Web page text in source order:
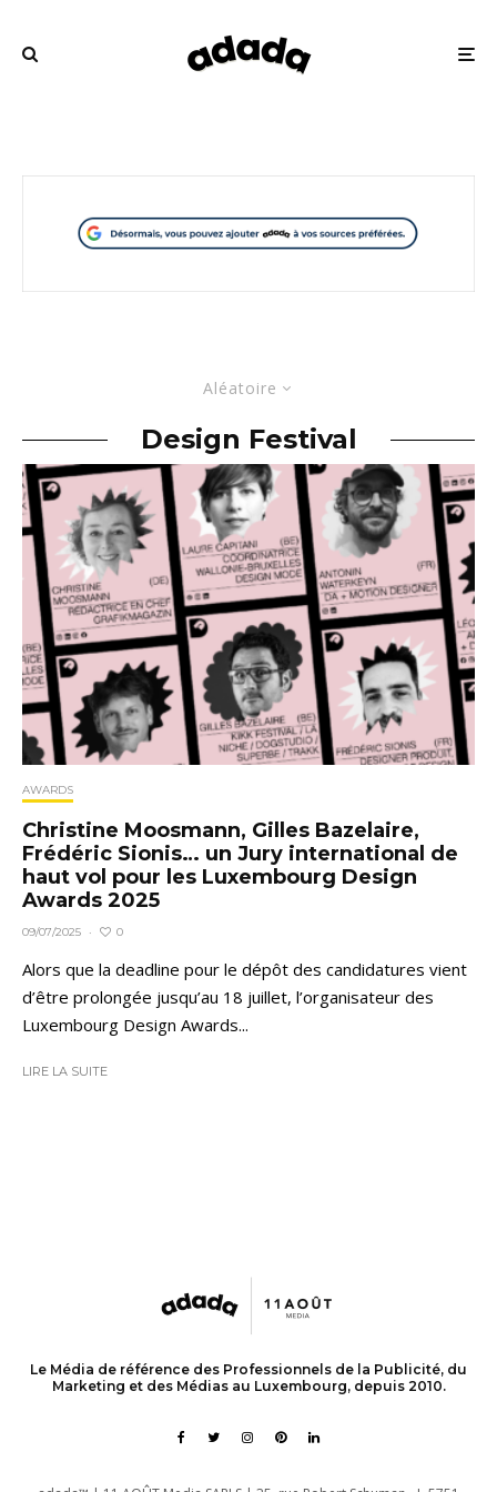
Aléatoire
Design Festival
AWARDS
Christine Moosmann, Gilles Bazelaire,
Frédéric Sionis… un Jury international de
haut vol pour les Luxembourg Design
Awards 2025
09/07/2025 · 0
Alors que la deadline pour le dépôt des candidatures vient
d’être prolongée jusqu’au 18 juillet, l’organisateur des
Luxembourg Design Awards...
LIRE LA SUITE
Le Média de référence des Professionnels de la Publicité, du
Marketing et des Médias au Luxembourg, depuis 2010.